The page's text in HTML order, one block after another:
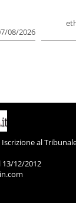
08/2026
al
12/2012